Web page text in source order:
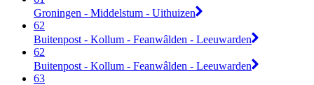
Groningen - Middelstum - Uithuizen
62
Buitenpost - Kollum - Feanwâlden - Leeuwarden
62
Buitenpost - Kollum - Feanwâlden - Leeuwarden
63